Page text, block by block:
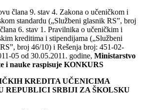
člana 9. stav 4. Zakona o učeničkom i
standardu („Službeni glasnik RS”, broј
6. stav 1. Pravilnika o učeničkim i
kreditima i stipendiјama („Službeni
broј 46/10) i Rešenja broј: 451-02-
05 od 30.05.2011. godine, Ministarstvo
i nauke raspisuјe KONKURS
KREDITA UČENICIMA
REPUBLICI SRBIЈI ZA ŠKOLSKU